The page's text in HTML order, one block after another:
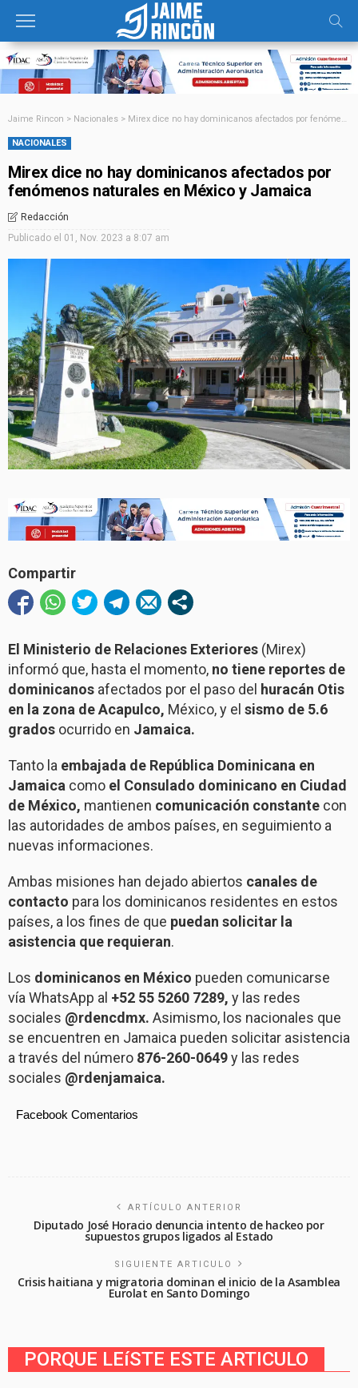
Jaime Rincon > Nacionales > Mirex dice no hay dominicanos afectados por fenómenos naturales en México y Jamaica
NACIONALES
Mirex dice no hay dominicanos afectados por
fenómenos naturales en México y Jamaica
Redacción
Publicado el 01, Nov. 2023 a 8:07 am
Compartir
El Ministerio de Relaciones Exteriores (Mirex)
informó que, hasta el momento, no tiene reportes de
dominicanos afectados por el paso del huracán Otis
en la zona de Acapulco, México, y el sismo de 5.6
grados ocurrido en Jamaica.
Tanto la embajada de República Dominicana en
Jamaica como el Consulado dominicano en Ciudad
de México, mantienen comunicación constante con
las autoridades de ambos países, en seguimiento a
nuevas informaciones.
Ambas misiones han dejado abiertos canales de
contacto para los dominicanos residentes en estos
países, a los fines de que puedan solicitar la
asistencia que requieran.
Los dominicanos en México pueden comunicarse
vía WhatsApp al +52 55 5260 7289, y las redes
sociales @rdencdmx. Asimismo, los nacionales que
se encuentren en Jamaica pueden solicitar asistencia
a través del número 876-260-0649y las redes
sociales @rdenjamaica.
Facebook Comentarios
ARTÍCULO ANTERIOR
Diputado José Horacio denuncia intento de hackeo por
supuestos grupos ligados al Estado
SIGUIENTE ARTICULO
Crisis haitiana y migratoria dominan el inicio de la Asamblea
Eurolat en Santo Domingo
PORQUE LEíSTE ESTE ARTICULO